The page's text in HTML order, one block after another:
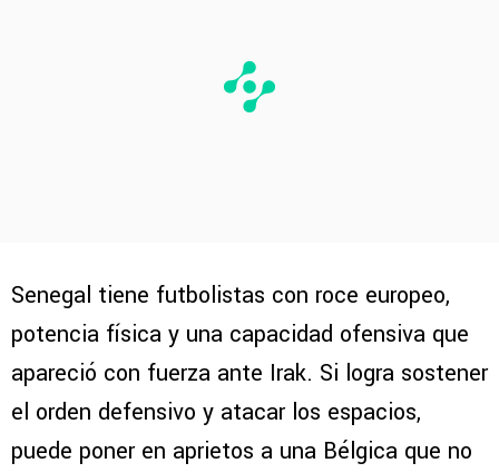
Senegal tiene futbolistas con roce europeo,
potencia física y una capacidad ofensiva que
apareció con fuerza ante Irak. Si logra sostener
el orden defensivo y atacar los espacios,
puede poner en aprietos a una Bélgica que no